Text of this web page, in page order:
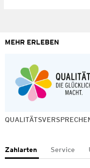
MEHR ERLEBEN
Zahlarten Service